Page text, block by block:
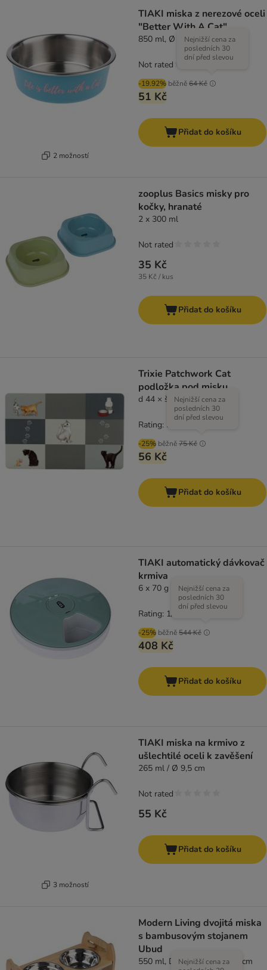
2 možností
TIAKI miska z nerezové oceli
"Better With A Cat"
850 ml, Ø 17,2 cm
-19.92% běžně64 Kč
Nejnižší cena za
posledních 30
dní před slevou
51 Kč
Not rated
Přidat do košíku
zooplus Basics misky pro
kočky, hranaté
2 x 300 ml
35 Kč
35 Kč / kus
Not rated
Přidat do košíku
Trixie Patchwork Cat
podložka pod misku
d 44 × š 28 cm
-25% běžně75 Kč
Nejnižší cena za
posledních 30
dní před slevou
56 Kč
Rating: 5/5
Přidat do košíku
TIAKI automatický dávkovač
krmiva
6 x 70 g granulí
-25% běžně544 Kč
Nejnižší cena za
posledních 30
dní před slevou
408 Kč
Rating: 1/5
Přidat do košíku
3 možností
TIAKI miska na krmivo z
ušlechtilé oceli k zavěšení
265 ml / Ø 9,5 cm
55 Kč
Not rated
Přidat do košíku
Modern Living dvojitá miska
s bambusovým stojanem
Ubud
550 ml, D 42 x Š 19 x V 20 cm
Nejnižší cena za